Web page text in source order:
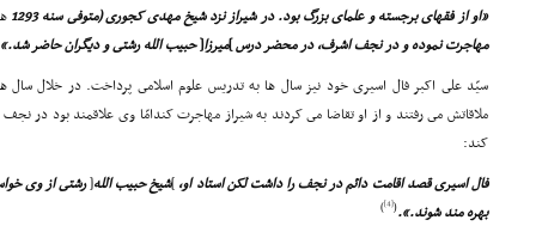
«او از فقهاى برجسته و علماى بزرگ بود. در شیراز نزد شیخ مهدى کجورى (متوفى سنه 1293
مهاجرت نموده و در نجف اشرف، در محضر درس]میرزا[حبیب الله رشتى و دیگران حاضر
سیّد على اکبر فال اسیرى خود نیز سال ها به تدریس علوم اسلامى پرداخت. در خلال
ملاقاتش مى رفتند و از او تقاضا مى کردند به شیراز مهاجرت کندامّا وى علاقمند بود در نجف
کند:
فال اسیرى قصد اقامت دائم در نجف را داشت لکن استاد او، ]شیخ حبیب الله[رشتى از وى
بهره مند شوند.».(
[4]
)